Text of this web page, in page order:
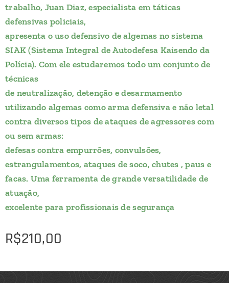
trabalho, Juan Diaz, especialista em táticas
defensivas policiais,
apresenta o uso defensivo de algemas no sistema
SIAK (Sistema Integral de Autodefesa Kaisendo da
Polícia). Com ele estudaremos todo um conjunto de
técnicas
de neutralização, detenção e desarmamento
utilizando algemas como arma defensiva e não letal
contra diversos tipos de ataques de agressores com
ou sem armas:
defesas contra empurrões, convulsões,
estrangulamentos, ataques de soco, chutes , paus e
facas. Uma ferramenta de grande versatilidade de
atuação,
excelente para profissionais de segurança
R$210,00